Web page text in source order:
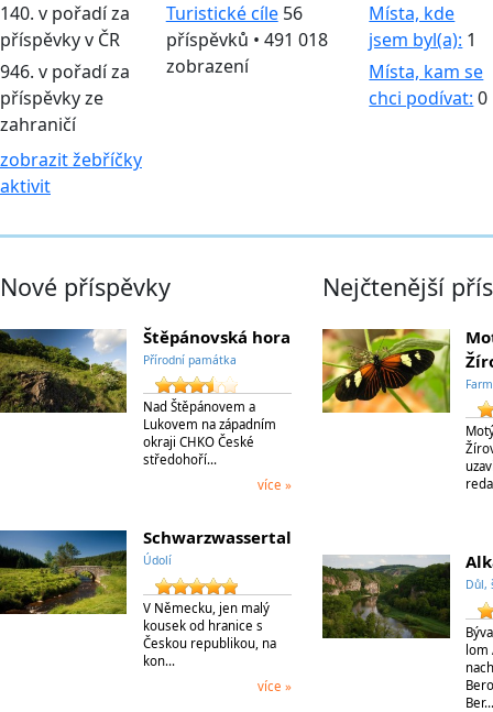
140. v pořadí za
příspěvky v ČR
946. v pořadí za
příspěvky ze
zahraničí
zobrazit žebříčky
aktivit
Turistické cíle56
příspěvků • 491 018
zobrazení
Místa, kde
jsem byl(a): 1
Místa, kam se
chci podívat: 0
Nové příspěvky
Štěpánovská hora
Přírodní památka
Nad Štěpánovem a
Lukovem na západním
okraji CHKO České
středohoří…
více »
Schwarzwassertal
Údolí
V Německu, jen malý
kousek od hranice s
Českou republikou, na
kon…
více »
Nejčtenější
Důl,
lom
Ber…